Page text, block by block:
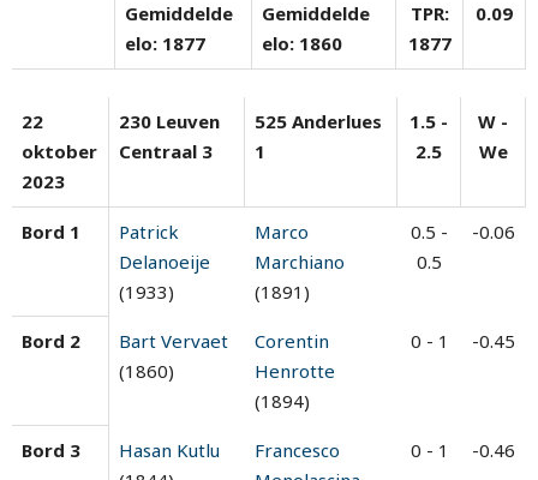
Gemiddelde
elo: 1877
Gemiddelde
elo: 1860
TPR:
1877
0.09
22
oktober
2023
230 Leuven
Centraal 3
525 Anderlues
1
1.5 -
2.5
W -
We
Bord 1
Patrick
Delanoeije
(1933)
Marco
Marchiano
(1891)
0.5 -
0.5
-0.06
Bord 2
Bart Vervaet
(1860)
Corentin
Henrotte
(1894)
0 - 1 -0.45
Bord 3
Hasan Kutlu
Francesco
0 - 1 -0.46